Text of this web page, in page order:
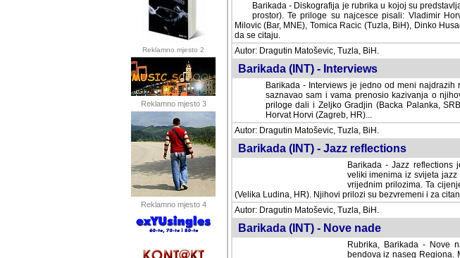
Reklamno mjesto 2
Reklamno mjesto 3
Reklamno mjesto 4
Barikada - Diskografija je rubrika u kojoj su
prostor). Te priloge su najcesce pisali: Vladimir
(Bar, MNE), Tomica Racic (Tuzla, BiH), Dinko Husadzic
citaju.
Autor: Dragutin Matoševic, Tuzla, BiH.
Barikada (INT) - Interviews
Barikada - Interviews je jedno od meni
saznavao sam i vama prenosio kazivanja o
priloge dali i Zeljko Gradjin (Backa Palanka,
Horvat Horvi (Zagreb, HR)...
Autor: Dragutin Matoševic, Tuzla, BiH.
Barikada (INT) - Jazz reflections
Barikada - Jazz reflections
imenima iz svijeta jazz
vrijednim prilozima. Ta
(Velika Ludina, HR). Njihovi prilozi su bezvremeni i za
Autor: Dragutin Matoševic, Tuzla, BiH.
Barikada (INT) - Nove nade
Rubrika, Barikada - Nove
bendova iz naseg Regiona.